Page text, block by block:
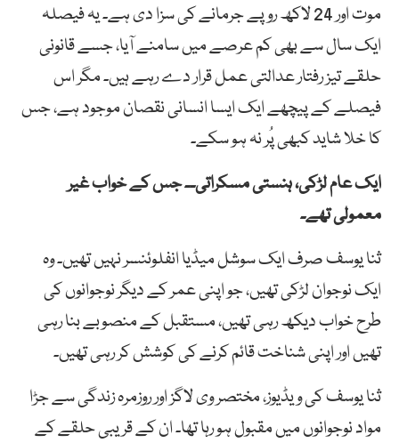
موت اور 24 لاکھ روپے جرمانے کی سزا دی ہے۔ یہ فیصلہ
ایک سال سے بھی کم عرصے میں سامنے آیا، جسے قانونی
حلقے تیز رفتار عدالتی عمل قرار دے رہے ہیں۔ مگر اس
فیصلے کے پیچھے ایک ایسا انسانی نقصان موجود ہے، جس
کا خلا شاید کبھی پُر نہ ہو سکے۔
ایک عام لڑکی، ہنستی مسکراتی۔۔ جس کے خواب غیر
معمولی تھے۔
ثنا یوسف صرف ایک سوشل میڈیا انفلوئنسر نہیں تھیں۔ وہ
ایک نوجوان لڑکی تھیں، جو اپنی عمر کے دیگر نوجوانوں کی
طرح خواب دیکھ رہی تھیں، مستقبل کے منصوبے بنا رہی
تھیں اور اپنی شناخت قائم کرنے کی کوشش کر رہی تھیں۔
ثنا یوسف کی ویڈیوز، مختصر وی لاگز اور روزمرہ زندگی سے جڑا
مواد نوجوانوں میں مقبول ہو رہا تھا۔ ان کے قریبی حلقے کے